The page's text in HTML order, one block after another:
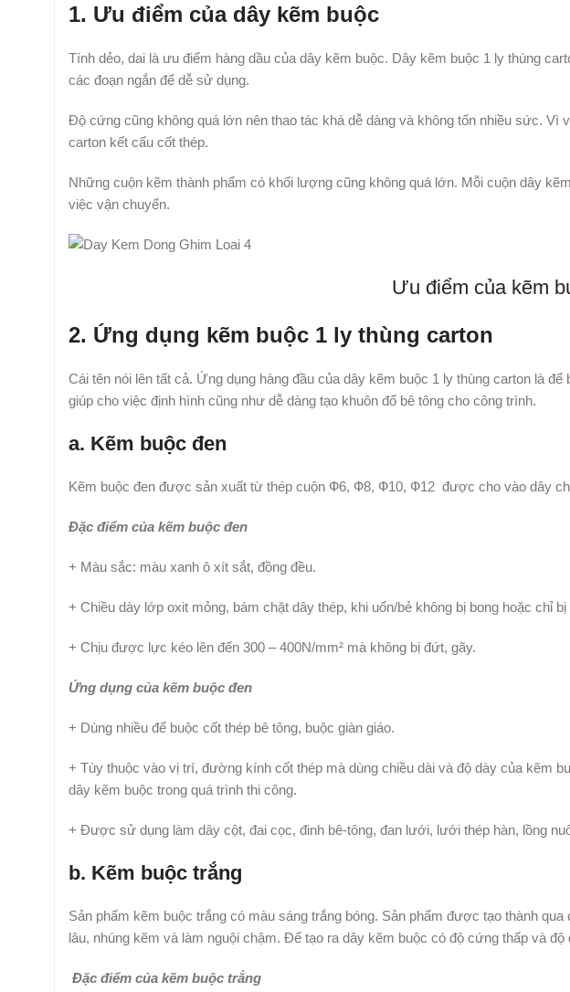
1. Ưu điểm của dây kẽm buộc
Tính dẻo, dai là ưu điểm hàng dầu của dây kẽm buộc. Dây kẽm buộc 1 ly thùng
các đoạn ngắn để dễ sử dụng.
Độ cứng cũng không quá lớn nên thao tác khá dễ dàng và không tốn nhiều sức.
carton kết cấu cốt thép.
Những cuộn kẽm thành phẩm có khối lượng cũng không quá lớn. Mỗi cuộn dây
việc vận chuyển.
Ưu điểm của kẽm
2. Ứng dụng kẽm buộc 1 ly thùng carton
Cái tên nói lên tất cả. Ứng dụng hàng đầu của dây kẽm buộc 1 ly thùng carton là
giúp cho việc định hình cũng như dễ dàng tạo khuôn đổ bê tông cho công trình.
a. Kẽm buộc đen
Kẽm buộc đen được sản xuất từ thép cuộn Ф6, Ф8, Ф10, Ф12 được cho vào dây
Đặc điểm của kẽm buộc đen
+ Màu sắc: màu xanh ô xít sắt, đồng đều.
+ Chiều dày lớp oxit mỏng, bám chặt dây thép, khi uốn/bẻ không bị bong hoặc chỉ
+ Chịu được lực kéo lên đến 300 – 400N/mm² mà không bị đứt, gãy.
Ứng dụng của kẽm buộc đen
+ Dùng nhiều để buộc cốt thép bê tông, buộc giàn giáo.
+ Tùy thuộc vào vị trí, đường kính cốt thép mà dùng chiều dài và độ dày của kẽm
dây kẽm buộc trong quá trình thi công.
+ Được sử dụng làm dây cột, đai cọc, đinh bê-tông, đan lưới, lưới thép hàn, lồng
b. Kẽm buộc trắng
Sản phẩm kẽm buộc trắng có màu sáng trắng bóng. Sản phẩm được tạo thành
lâu, nhúng kẽm và làm nguội chậm. Để tạo ra dây kẽm buộc có độ cứng thấp và độ
Đặc điểm của kẽm buộc trắng